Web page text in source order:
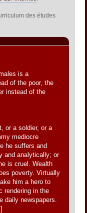
des études
is a
of the poor, the
instead of the
or a soldier, or a
mediocre
he suffers and
and analytically; or
is cruel. Wealth
poverty. Virtually
him a hero to
rendering in the
daily newspapers.